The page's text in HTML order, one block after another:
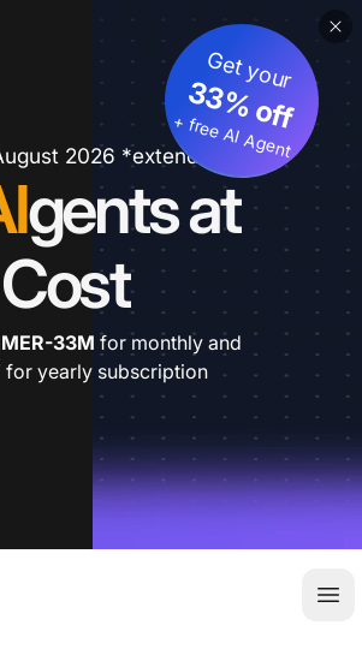
2026 *extended
gents at
Get your
33% off
+ free AI Agent
33M for monthly and
for yearly subscription